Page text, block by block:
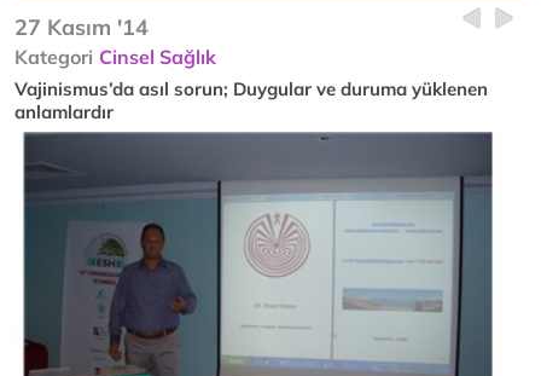
27 Kasım '14
Kategori Cinsel Sağlık
Vajinismus’da asıl sorun; Duygular ve duruma yüklenen
anlamlardır